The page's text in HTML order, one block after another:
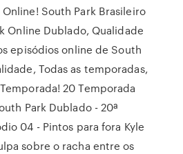
South Park Brasileiro
Online Dublado, Qualidade
episódios online de South
Todas as temporadas,
20 Temporada
Park Dublado - 20ª
04 - Pintos para fora Kyle
sobre o racha entre os